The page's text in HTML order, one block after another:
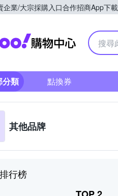
企業/大宗採購入口合作招商App下載
Yahoo購物
分類 點換券
其他品牌
行榜